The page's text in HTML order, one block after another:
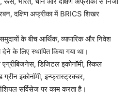
दक्षिण अफ्रीका में BRICS शिखर
के बीच आर्थिक, व्यापारिक और निवेश
के लिए स्थापित किया गया था।
डिजिटल इकोनॉमी, स्किल
इकोनॉमी, इन्फ्रास्ट्रक्चर,
सर्विसेज पर काम करता है।